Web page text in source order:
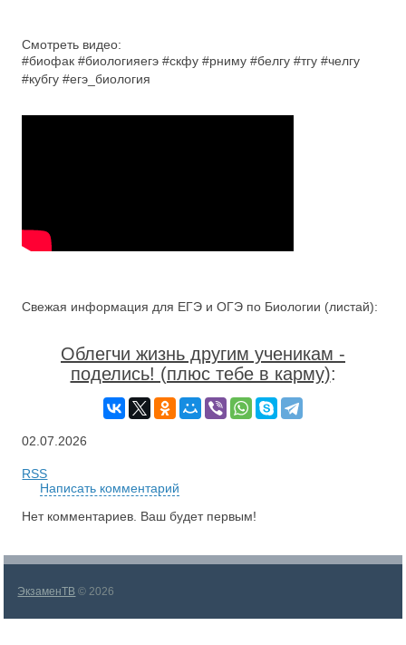
Смотреть видео:
#биофак #биологияегэ #скфу #рниму #белгу #тгу #челгу
#кубгу #егэ_биология
Свежая информация для ЕГЭ и ОГЭ по Биологии (листай):
Облегчи жизнь другим ученикам -
поделись! (плюс тебе в карму):
02.07.2026
RSS
Написать комментарий
Нет комментариев. Ваш будет первым!
ЭкзаменТВ © 2026